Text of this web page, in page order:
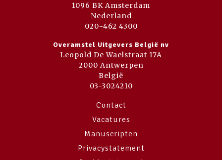
1096 BK Amsterdam
Nederland
020-462 4300
Overamstel Uitgevers België nv
Leopold De Waelstraat 17A
2000 Antwerpen
België
03-3024210
Contact
Vacatures
Manuscripten
Privacystatement